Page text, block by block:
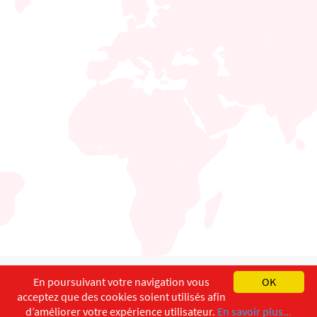
English Français
Copyright ©ISEC-AdW Aspects légaux
OK
En poursuivant votre navigation vous
acceptez que des cookies soient utilisés afin
d’améliorer votre expérience utilisateur. En savoir plus...